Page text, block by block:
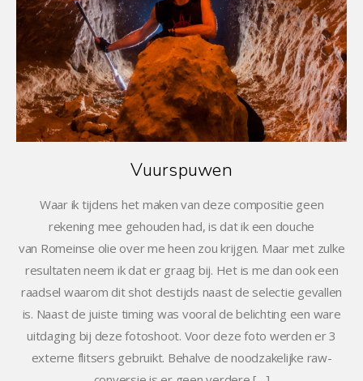
Vuurspuwen
Waar ik tijdens het maken van deze compositie geen
rekening mee gehouden had, is dat ik een douche
van Romeinse olie over me heen zou krijgen. Maar met zulke
resultaten neem ik dat er graag bij. Het is me dan ook een
raadsel waarom dit shot destijds naast de selectie gevallen
is. Naast de juiste timing was vooral de belichting een ware
uitdaging bij deze fotoshoot. Voor deze foto werden er 3
externe flitsers gebruikt. Behalve de noodzakelijke raw-